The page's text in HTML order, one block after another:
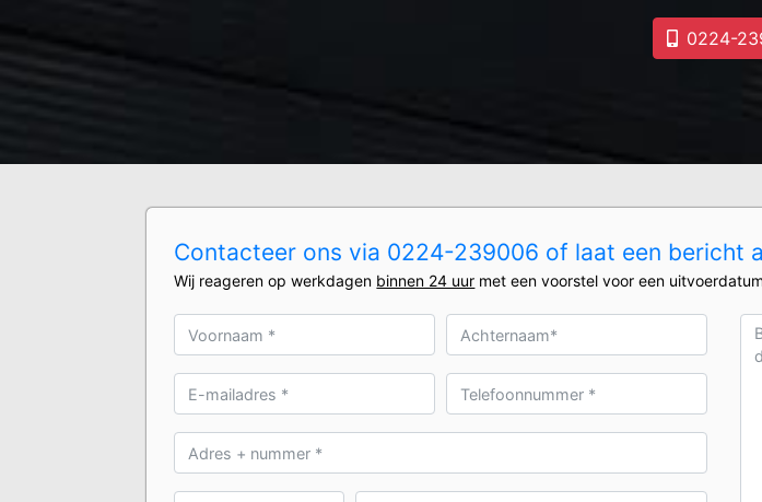
0224-
Contacteer ons via 0224-239006 of laat een bericht
Wij reageren op werkdagen binnen 24 uur met een voorstel voor een